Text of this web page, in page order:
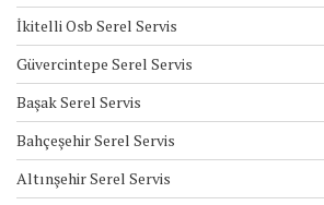
İkitelli Osb Serel Servis
Güvercintepe Serel Servis
Başak Serel Servis
Bahçeşehir Serel Servis
Altınşehir Serel Servis